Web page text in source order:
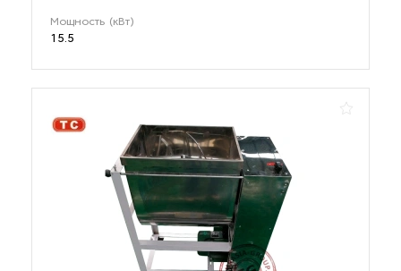
Мощность (кВт)
15.5